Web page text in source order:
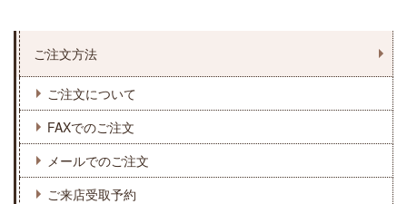
ご注文方法
ご注文について
FAXでのご注文
メールでのご注文
ご来店受取予約